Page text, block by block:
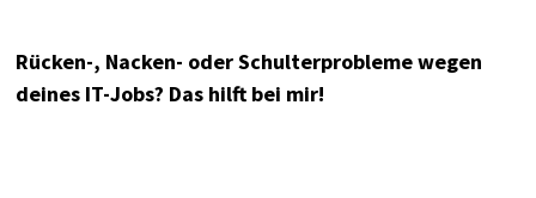
Rücken-, Nacken- oder Schulterprobleme wegen
deines IT-Jobs? Das hilft bei mir!